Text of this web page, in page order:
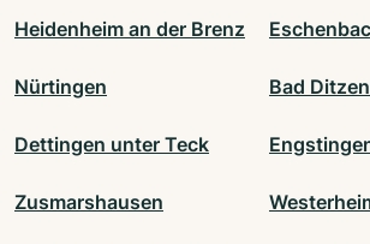
Heidenheim an der Brenz
Nürtingen Bad
Dettingen unter Teck
Zusmarshausen